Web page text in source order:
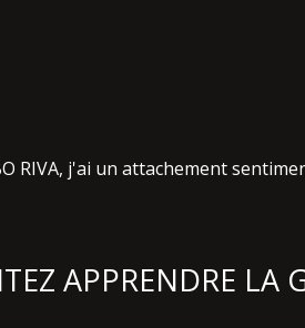
RIVA, j'ai un attachement
APPRENDRE LA